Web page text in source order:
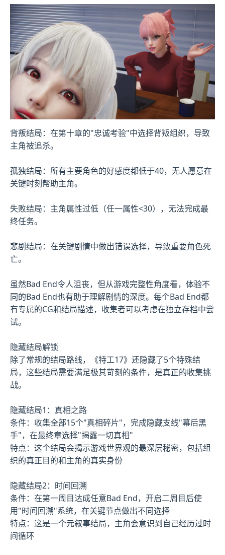
背叛结局：在第十章的"忠诚考验"中选择背叛组织，导致
主角被追杀。
孤独结局：所有主要角色的好感度都低于40，无人愿意在
关键时刻帮助主角。
失败结局：主角属性过低（任一属性<30），无法完成最
终任务。
悲剧结局：在关键剧情中做出错误选择，导致重要角色死
亡。
虽然Bad End令人沮丧，但从游戏完整性角度看，体验不
同的Bad End也有助于理解剧情的深度。每个Bad End都
有专属的CG和结局描述，收集者可以考虑在独立存档中尝
试。
隐藏结局解锁
除了常规的结局路线，《特工17》还隐藏了5个特殊结
局，这些结局需要满足极其苛刻的条件，是真正的收集挑
战。
隐藏结局1：真相之路
条件：收集全部15个"真相碎片"，完成隐藏支线"幕后黑
手"，在最终章选择"揭露一切真相"
特点：这个结局会揭示游戏世界观的最深层秘密，包括组
织的真正目的和主角的真实身份
隐藏结局2：时间回溯
条件：在第一周目达成任意Bad End，开启二周目后使
用"时间回溯"系统，在关键节点做出不同选择
特点：这是一个元叙事结局，主角会意识到自己经历过时
间循环